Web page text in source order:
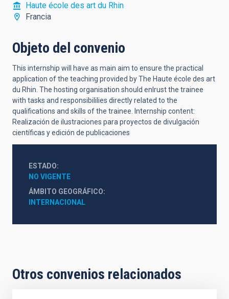
Haute école des art du Rhin
Francia
Objeto del convenio
This internship will have as main aim to ensure the practical
application of the teaching provided by The Haute école des art
du Rhin. The hosting organisation should enlrust the trainee
with tasks and responsibililies directly related to the
qualifications and skills of the trainee. lnternship content:
Realización de ilustraciones para proyectos de divulgación
científicas y edición de publicaciones
ESTADO
NO VIGENTE
ÁMBITO GEOGRÁFICO
INTERNACIONAL
Otros convenios relacionados